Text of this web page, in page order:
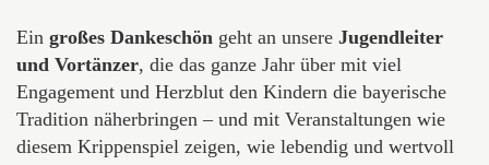
Ein großes Dankeschön geht an unsere Jugendleiter
und Vortänzer, die das ganze Jahr über mit viel
Engagement und Herzblut den Kindern die bayerische
Tradition näherbringen – und mit Veranstaltungen wie
diesem Krippenspiel zeigen, wie lebendig und wertvoll